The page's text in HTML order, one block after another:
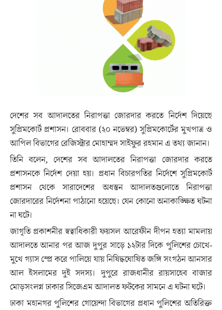
দেশের সব আদালতের নিরাপত্তা জোরদার করতে নির্দেশ দিয়েছে
সুপ্রিমকোর্ট প্রশাসন। রোববার (২০ নভেম্বর) সুপ্রিমকোর্টের মুখপাত্র ও
আপিল বিভাগের রেজিস্ট্রার মোহাম্মদ সাইফুর রহমান এ তথ্য জানান।
তিনি বলেন, দেশের সব আদালতের নিরাপত্তা জোরদার করতে
প্রশাসনকে নির্দেশ দেয়া হয়। প্রধান বিচারপতির নির্দেশে সুপ্রিমকোর্ট
প্রশাসন থেকে সারাদেশের অধস্তন আদালতগুলোতে নিরাপত্তা
জোরদারের নির্দেশনা পাঠানো হয়েছে। যেন কোনো অনাকাঙ্ক্ষিত ঘটনা
না ঘটে।
জাগৃতি প্রকাশনীর স্বত্বাধিকারী ফয়সল আরেফীন দীপন হত্যা মামলায়
আদালতে আনার পর আজ দুপুর সাড়ে ১২টার দিকে পুলিশের চোখে-
মুখে গ্যাস স্প্রে করে পালিয়ে যায় নিষিদ্ধঘোষিত জঙ্গি সংগঠন আনসার
আল ইসলামের দুই সদস্য। দুপুরে রাজধানীর রায়সাহেব বাজার
মোড়সংলগ্ন ঢাকার সিজেএম আদালত ফটকের সামনে এ ঘটনা ঘটে।
ঢাকা মহানগর পুলিশের গোয়েন্দা বিভাগের প্রধান পুলিশের অতিরিক্ত